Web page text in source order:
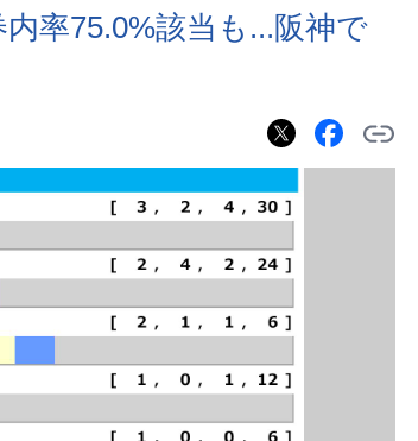
率75.0%該当も...阪神で